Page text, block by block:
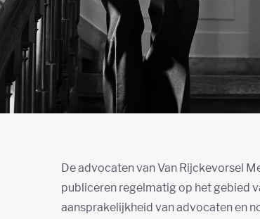
De advocaten van Van Rijckevorsel
publiceren regelmatig op het gebied
aansprakelijkheid van advocaten en